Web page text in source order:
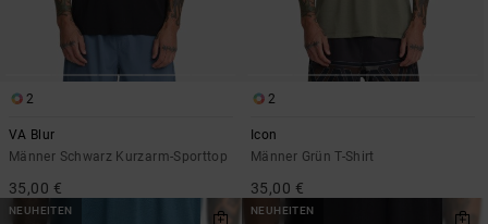
2
VA Blur
Männer Schwarz Kurzarm-Sporttop
35,00 €
2
Icon
Männer Grün T-Shirt
35,00 €
NEUHEITEN NEUHEITEN